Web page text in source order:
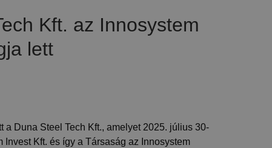
Kft. az Innosystem
lett
a Duna Steel Tech Kft., amelyet 2025. július 30-
Invest Kft. és így a Társaság az Innosystem